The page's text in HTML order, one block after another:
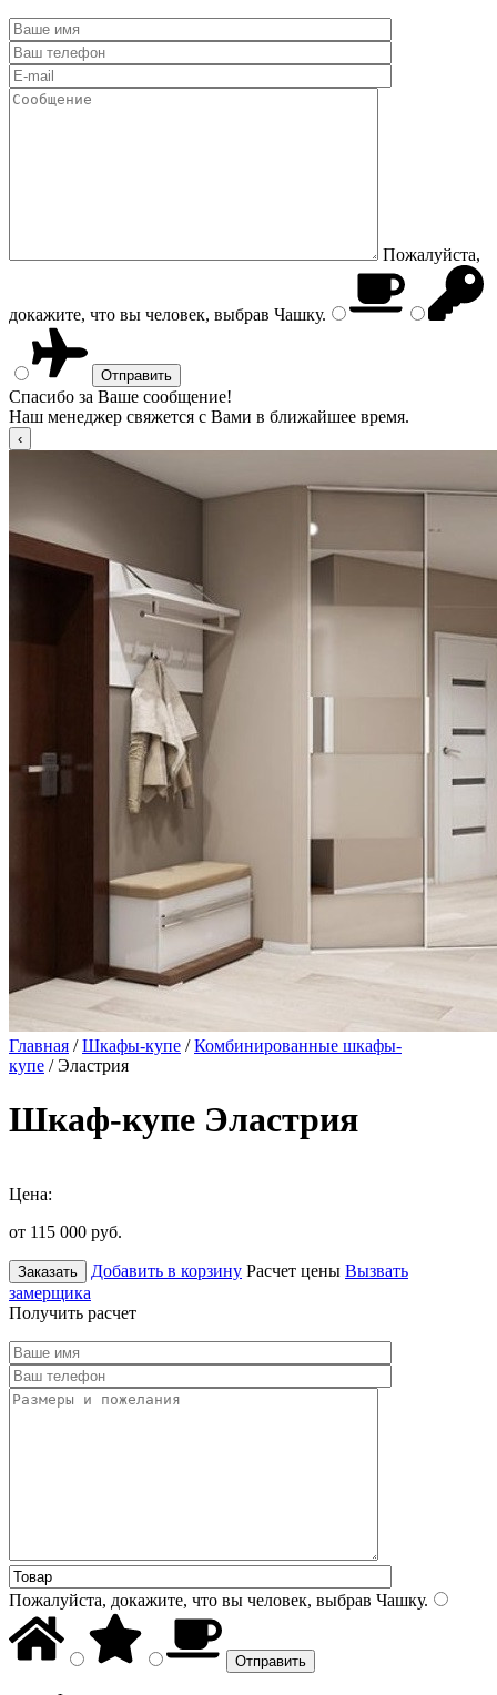
Пожалуйста,
докажите, что вы человек, выбрав Чашку.
Спасибо за Ваше сообщение!
Наш менеджер свяжется с Вами в ближайшее время.
Главная /Шкафы-купе /Комбинированные шкафы-
купе / Эластрия
Шкаф-купе Эластрия
Цена:
от 115 000 руб.
Заказать Добавить в корзину Расчет цены Вызвать
замерщика
Получить расчет
Пожалуйста, докажите, что вы человек, выбрав Чашку.